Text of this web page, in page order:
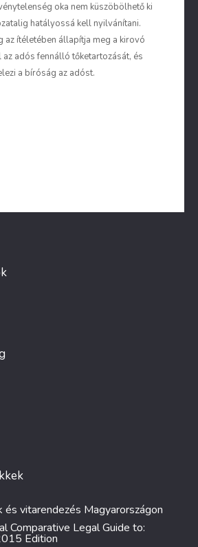
oka nem küszöbölhető ki
hatályossá kell nyilvánítani.
az ítéletében állapítja meg a kirovó
adós fennálló tőketartozását, és
a bíróság az adóst.
és vitarendezés Magyarországon
Comparative Legal Guide to:
Edition